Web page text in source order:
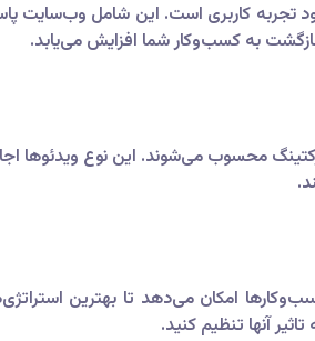
تجربه کاربری است. این شامل وب‌سایت
به کسب‌وکار شما افزایش می‌یابد.
محسوب می‌شوند. این نوع ویدئوها
امکان می‌دهد تا بهترین
آنها تنظیم کنید.